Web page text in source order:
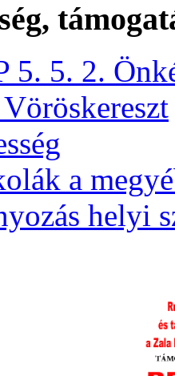
5. 5. 2.
a
helyi